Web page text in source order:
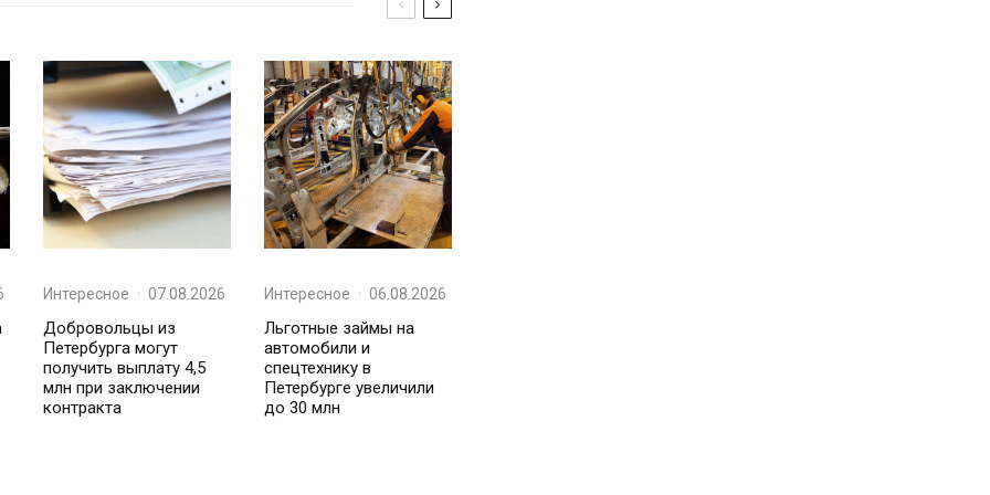
Интересное · 07.08.2026
Добровольцы из
Петербурга могут
получить выплату 4,5
млн при заключении
контракта
Интересное · 06.08.2026
Льготные займы на
автомобили и
спецтехнику в
Петербурге увеличили
до 30 млн